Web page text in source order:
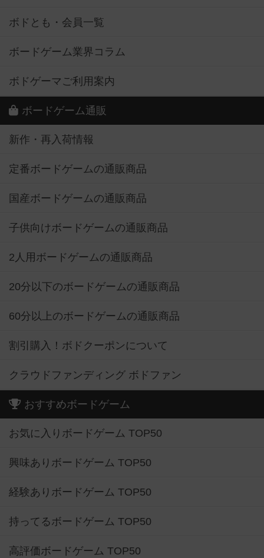
ボドとも・会員一覧
ボードゲーム業界コラム
ボドゲーマご利用案内
ボードゲーム通販
新作・再入荷情報
定番ボードゲームの通販商品
国産ボードゲームの通販商品
子供向けボードゲームの通販商品
2人用ボードゲームの通販商品
20分以下のボードゲームの通販商品
60分以上のボードゲームの通販商品
割引購入！ボドクーポンについて
クラウドファンディング ボドファン
おすすめボードゲーム
お気に入りボードゲーム TOP50
興味ありボードゲーム TOP50
経験ありボードゲーム TOP50
持ってるボードゲーム TOP50
高評価ボードゲーム TOP50